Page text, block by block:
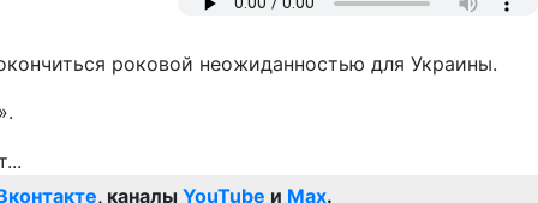
роковой неожиданностью для Украины.
, каналы YouTube и Max.